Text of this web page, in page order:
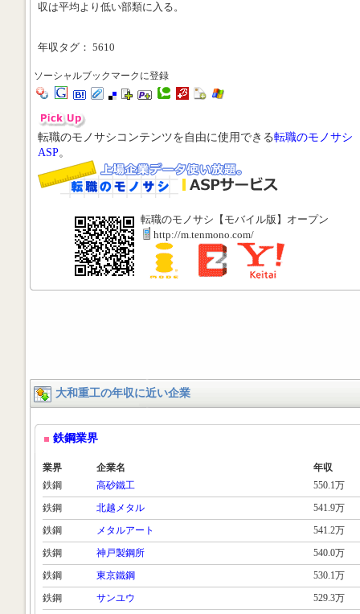
収は平均より低い部類に入る。
年収タグ： 5610
ソーシャルブックマークに登録
転職のモノサシコンテンツを自由に使用できる転職のモノサシ
ASP。
転職のモノサシ【モバイル版】オープン
http://m.tenmono.com/
大和重工の年収に近い企業
鉄鋼業界
業界 企業名
年収
鉄鋼
高砂鐵工
550.1万
鉄鋼
北越メタル
541.9万
鉄鋼
メタルアート
541.2万
鉄鋼
神戸製鋼所
540.0万
鉄鋼
東京鐵鋼
530.1万
鉄鋼
サンユウ
529.3万